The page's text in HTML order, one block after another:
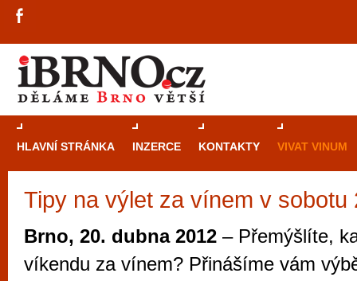
HLAVNÍ STRÁNKA INZERCE KONTAKTY VIVAT VINUM
Tipy na výlet za vínem v sobotu
Brno, 20. dubna 2012 – Přemýšlíte,
víkendu za vínem? Přinášíme vám
Průvodce
Brně: Od
automaty